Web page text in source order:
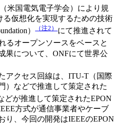
米国電気電子学会）により規
る仮想化を実現するための技術
）
（注2） にて推進されて
るオープンソースをベースと
果について、ONFにて世界公
アクセス回線は、ITU-T（国際
）などで推進して策定された
どが推進して策定されたEPON
方式が通信事業者やケーブ
り、今回の開発はIEEEのEPON